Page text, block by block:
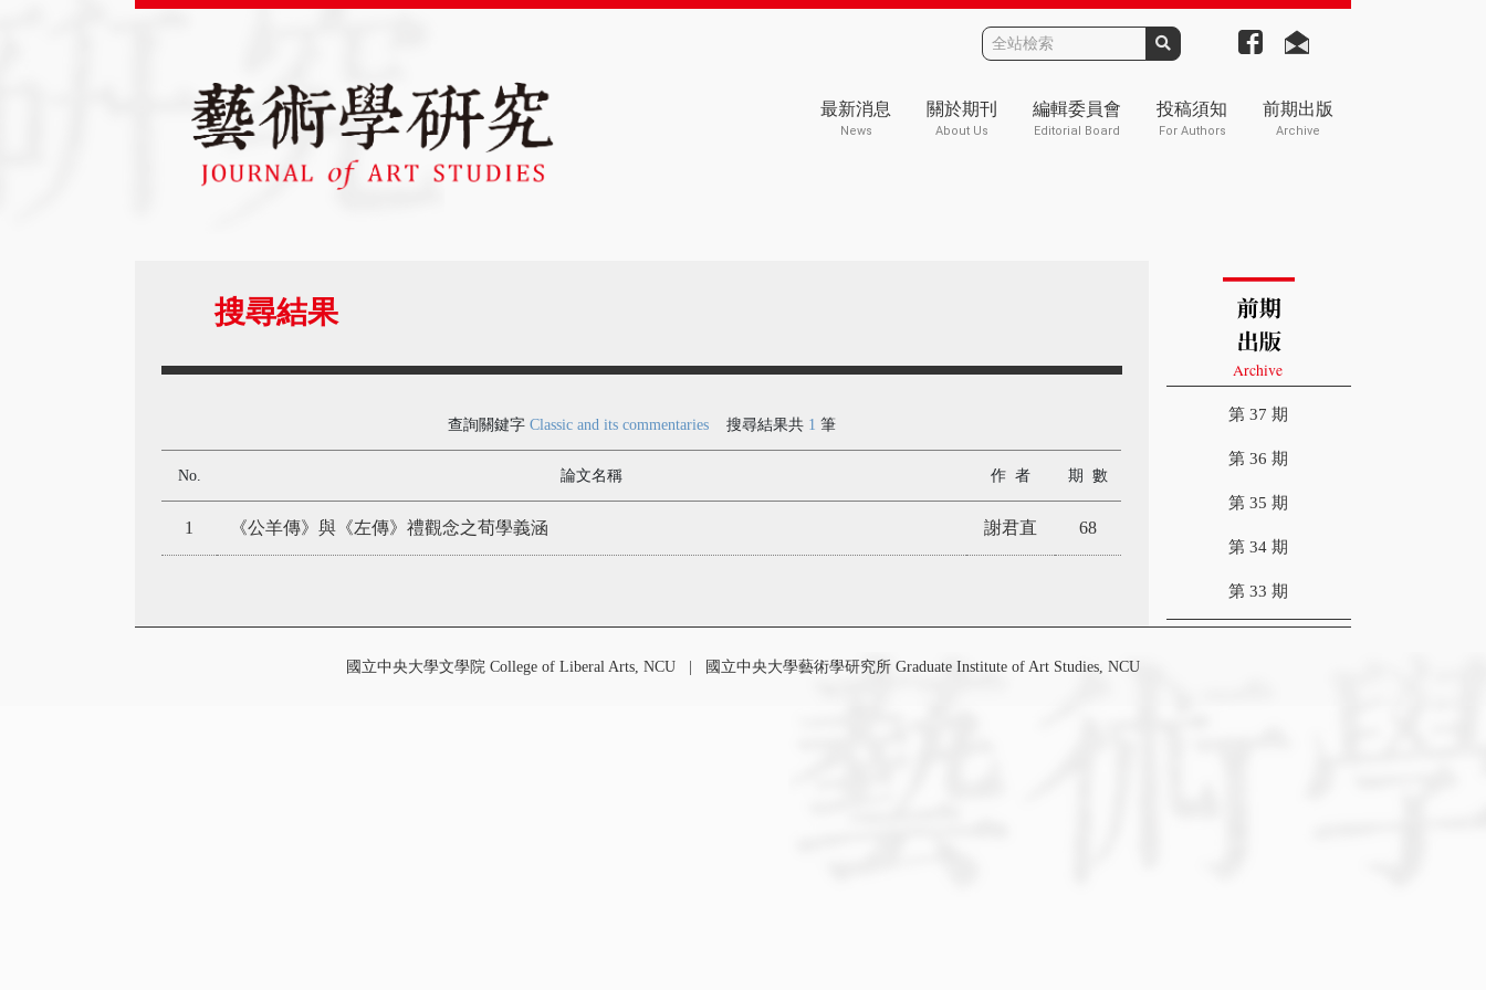
最新消息
News
關於期刊
About Us
編輯委員會
Editorial Board
投稿須知
For Authors
前期出版
Archive
搜尋結果
查詢關鍵字 Classic and its commentaries搜尋結果共 1 筆
No. 論文名稱 作 者 期 數
1 《公羊傳》與《左傳》禮觀念之荀學義涵 謝君直 68
第 37 期
第 36 期
第 35 期
第 34 期
第 33 期
國立中央大學文學院 College of Liberal Arts, NCU | 國立中央大學藝術學研究所 Graduate Institute of Art Studies, NCU